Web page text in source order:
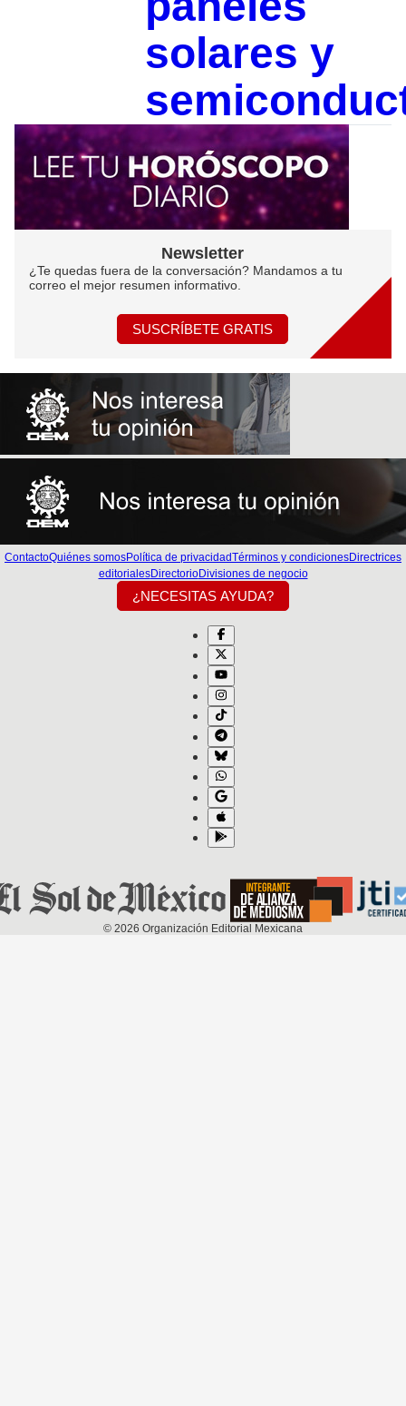
solares y
Newsletter
¿Te quedas fuera de la conversación? Mandamos a tu
correo el mejor resumen informativo.
SUSCRÍBETE GRATIS
ContactoQuiénes somosPolítica de privacidadTérminos y condicionesDirectrices
editorialesDirectorioDivisiones de negocio
¿NECESITAS AYUDA?
© 2026 Organización Editorial Mexicana